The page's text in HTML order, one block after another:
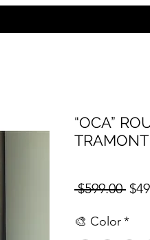
“OCA”
$599.00
🎨 Color*